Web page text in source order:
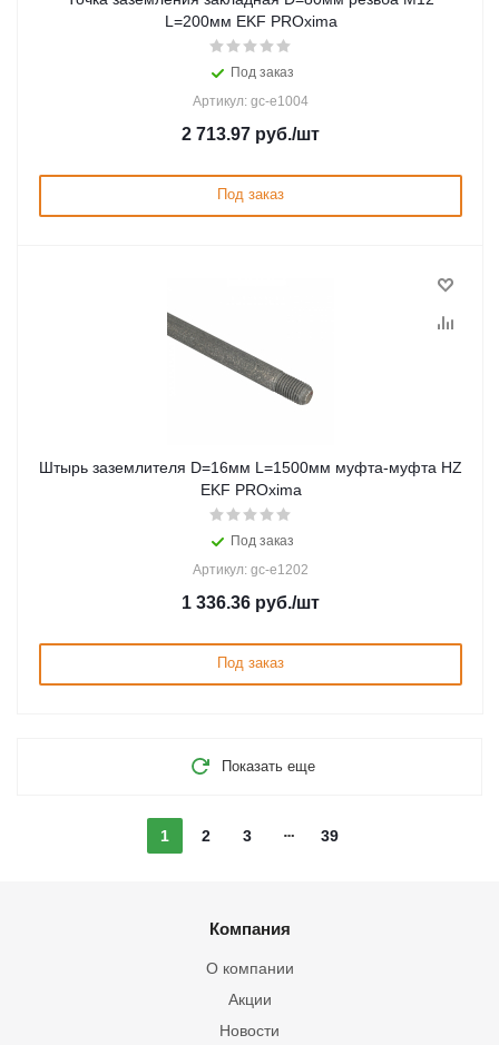
L=200мм EKF PROxima
Под заказ
Артикул: gc-e1004
2 713.97 руб./шт
Под заказ
Штырь заземлителя D=16мм L=1500мм муфта-муфта HZ
EKF PROxima
Под заказ
Артикул: gc-e1202
1 336.36 руб./шт
Под заказ
Показать еще
1 2 3 39
Компания
О компании
Акции
Новости